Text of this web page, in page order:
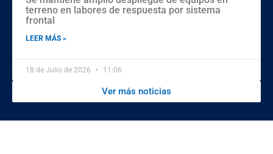
terreno en labores de respuesta por sistema
frontal
LEER MÁS »
18 de Julio de 2026 11:06
Ver más noticias